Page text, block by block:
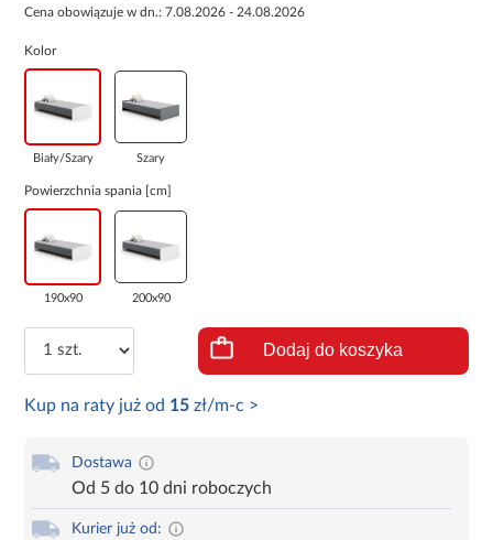
Cena obowiązuje w dn.: 7.08.2026 - 24.08.2026
Kolor
Biały/Szary Szary
Powierzchnia spania [cm]
190x90 200x90
Dodaj do koszyka
Kup na raty już od 15 zł/m-c >
Dostawa
Od 5 do 10 dni roboczych
Kurier już od: